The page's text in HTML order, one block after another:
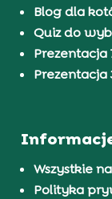
Blog dla
Quiz do
Prezentacja
Prezentacja
Wszystkie
Polityka